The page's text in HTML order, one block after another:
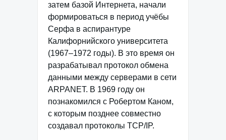
затем базой Интернета, начали
формироваться в период учёбы
Серфа в аспирантуре
Калифорнийского университета
(1967–1972 годы). В это время он
разрабатывал протокол обмена
данными между серверами в сети
ARPANET. В 1969 году он
познакомился с Робертом Каном,
с которым позднее совместно
создавал протоколы TCP/IP.